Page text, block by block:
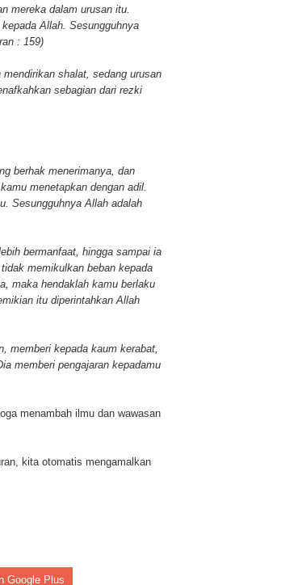
mereka dalam urusan itu.
Allah. Sesungguhnya
: 159)
mendirikan shalat, sedang urusan
sebagian dari rezki
berhak menerimanya, dan
menetapkan dengan adil.
Sesungguhnya Allah adalah
bermanfaat, hingga sampai ia
memikulkan beban kepada
maka hendaklah kamu berlaku
itu diperintahkan Allah
memberi kepada kaum kerabat,
memberi pengajaran kepadamu
menambah ilmu dan wawasan
kita otomatis mengamalkan
Google Plus